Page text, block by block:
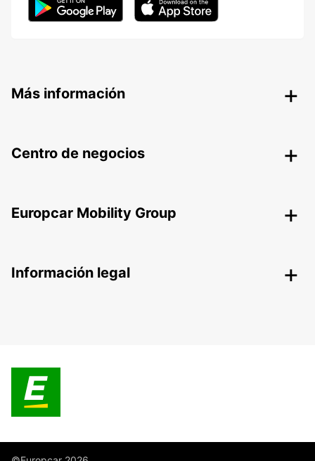
Más información
Centro de negocios
Europcar Mobility Group
Información legal